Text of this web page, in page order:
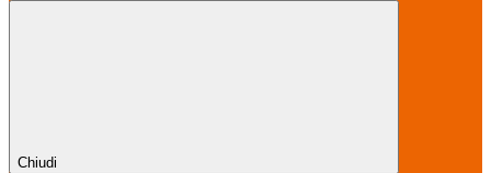
Chiudi